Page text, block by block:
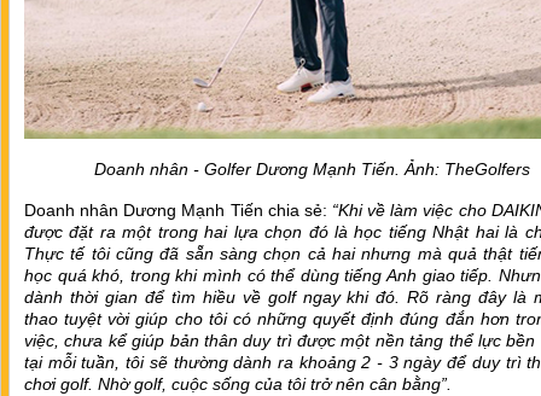
Doanh nhân - Golfer Dương Mạnh Tiến. Ảnh: TheGolfers
Doanh nhân Dương Mạnh Tiến chia sẻ: “Khi về làm việc cho
được đặt ra một trong hai lựa chọn đó là học tiếng Nhật hai là
Thực tế tôi cũng đã sẵn sàng chọn cả hai nhưng mà quả thật
học quá khó, trong khi mình có thể dùng tiếng Anh giao tiếp.
dành thời gian để tìm hiều về golf ngay khi đó. Rõ ràng đây là
thao tuyệt vời giúp cho tôi có những quyết định đúng đắn hơn
việc, chưa kể giúp bản thân duy trì được một nền tảng thể lực bền
tại mỗi tuần, tôi sẽ thường dành ra khoảng 2 - 3 ngày để duy trì
chơi golf. Nhờ golf, cuộc sống của tôi trở nên cân bằng”.